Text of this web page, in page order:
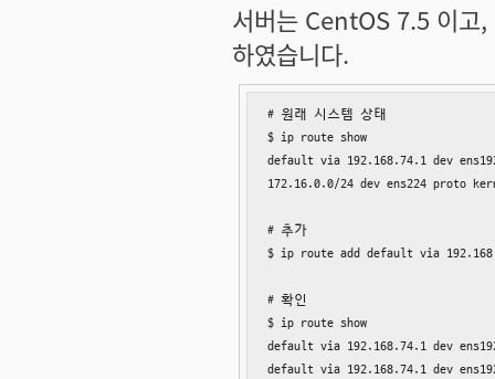
서버는 CentOS 7.5 이고,
하였습니다.
# 원래 시스템 상태
$ ip route show
default via 192.168.74.1 dev
172.16.0.0/24 dev ens224 proto
# 추가
$ ip route add default via
# 확인
$ ip route show
default via 192.168.74.1 dev
default via 192.168.74.1 dev